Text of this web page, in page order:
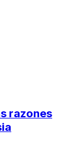
razones